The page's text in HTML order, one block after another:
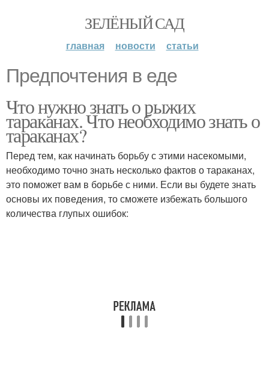
ЗЕЛЁНЫЙ САД
главная новости статьи
Предпочтения в еде
Что нужно знать о рыжих
тараканах. Что необходимо знать о
тараканах?
Перед тем, как начинать борьбу с этими насекомыми,
необходимо точно знать несколько фактов о тараканах,
это поможет вам в борьбе с ними. Если вы будете знать
основы их поведения, то сможете избежать большого
количества глупых ошибок: